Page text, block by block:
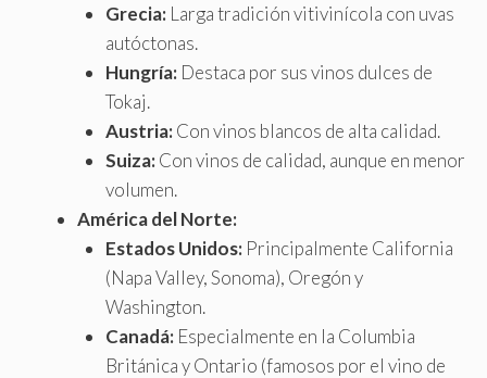
Grecia:Larga tradición vitivinícola con uvas
autóctonas.
Hungría:Destaca por sus vinos dulces de
Tokaj.
Austria:Con vinos blancos de alta calidad.
Suiza:Con vinos de calidad, aunque en menor
volumen.
América del Norte:
Estados Unidos:Principalmente California
(Napa Valley, Sonoma), Oregón y
Washington.
Canadá:Especialmente en la Columbia
Británica y Ontario (famosos por el vino de